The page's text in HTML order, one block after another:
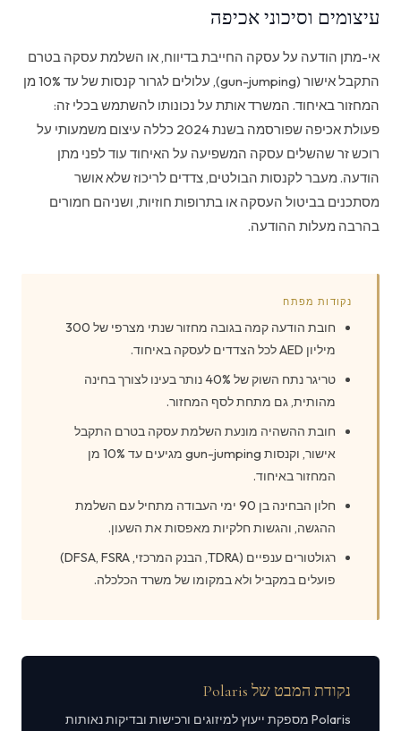
עיצומים וסיכוני אכיפה
אי-מתן הודעה על עסקה החייבת בדיווח, או השלמת עסקה בטרם
התקבל אישור (gun-jumping), עלולים לגרור קנסות של עד 10% מן
המחזור באיחוד. המשרד אותת על נכונותו להשתמש בכלי זה:
פעולת אכיפה שפורסמה בשנת 2024 כללה עיצום משמעותי על
רוכש זר שהשלים עסקה המשפיעה על האיחוד עוד לפני מתן
הודעה. מעבר לקנסות הבולטים, צדדים לריכוז שלא אושר
מסתכנים בביטול העסקה או בתרופות חוזיות, ושניהם חמורים
בהרבה מעלות ההודעה.
נקודות מפתח
חובת הודעה קמה בגובה מחזור שנתי מצרפי של 300
מיליון AED לכל הצדדים לעסקה באיחוד.
טריגר נתח השוק של 40% נותר בעינו לצורך בחינה
מהותית, גם מתחת לסף המחזור.
חובת ההשהיה מונעת השלמת עסקה בטרם התקבל
אישור, וקנסות gun-jumping מגיעים עד 10% מן
המחזור באיחוד.
חלון הבחינה בן 90 ימי העבודה מתחיל עם השלמת
ההגשה, והגשות חלקיות מאפסות את השעון.
רגולטורים ענפיים (TDRA, הבנק המרכזי, DFSA, FSRA)
פועלים במקביל ולא במקומו של משרד הכלכלה.
נקודת המבט של Polaris
Polaris מספקת ייעוץ למיזוגים ורכישות ובדיקות נאותות